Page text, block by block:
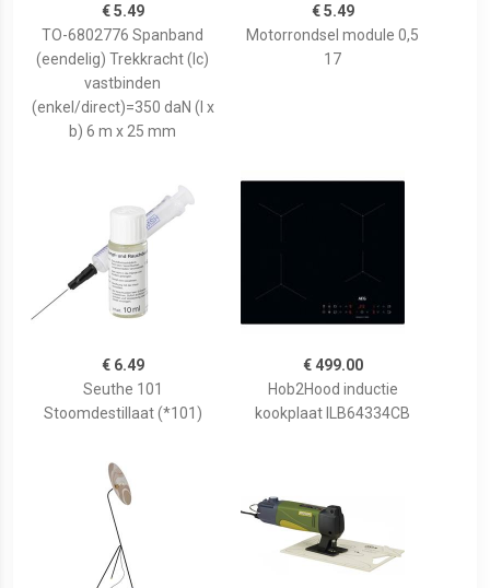
€ 5.49
TO-6802776 Spanband
(eendelig) Trekkracht (lc)
vastbinden
(enkel/direct)=350 daN (l x
b) 6 m x 25 mm
€ 5.49
Motorrondsel module 0,5
17
€ 6.49
Seuthe 101
Stoomdestillaat (*101)
€ 499.00
Hob2Hood inductie
kookplaat ILB64334CB